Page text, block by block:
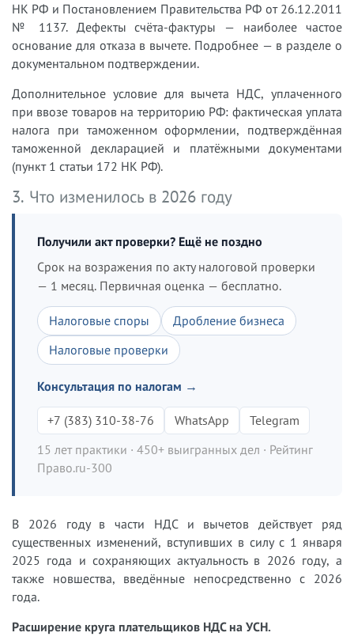
НК РФ и Постановлением Правительства РФ от 26.12.2011
№ 1137. Дефекты счёта-фактуры — наиболее частое
основание для отказа в вычете. Подробнее — в разделе о
документальном подтверждении.
Дополнительное условие для вычета НДС, уплаченного
при ввозе товаров на территорию РФ: фактическая уплата
налога при таможенном оформлении, подтверждённая
таможенной декларацией и платёжными документами
(пункт 1 статьи 172 НК РФ).
3. Что изменилось в 2026 году
Получили акт проверки? Ещё не поздно
Срок на возражения по акту налоговой проверки
— 1 месяц. Первичная оценка — бесплатно.
Налоговые споры
Дробление бизнеса
Налоговые проверки
Консультация по налогам →
+7 (383) 310-38-76 WhatsApp
Telegram
15 лет практики · 450+ выигранных дел · Рейтинг
Право.ru-300
В 2026 году в части НДС и вычетов действует ряд
существенных изменений, вступивших в силу с 1 января
2025 года и сохраняющих актуальность в 2026 году, а
также новшества, введённые непосредственно с 2026
года.
Расширение круга плательщиков НДС на УСН.